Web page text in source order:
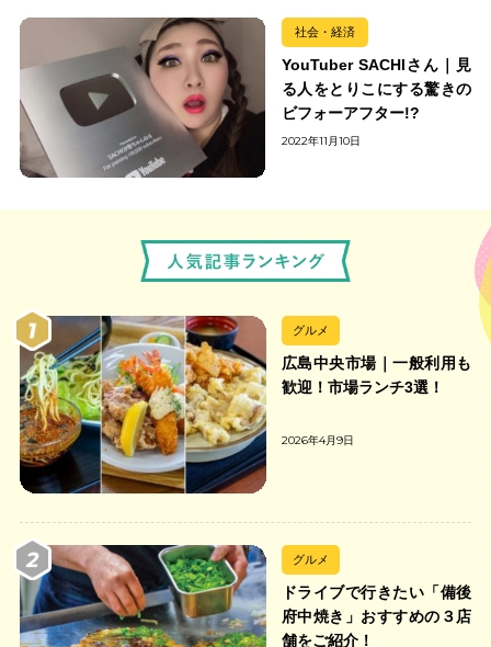
社会・経済
YouTuber SACHIさん｜見
る人をとりこにする驚きの
ビフォーアフター!?
2022年11月10日
グルメ
広島中央市場｜一般利用も
歓迎！市場ランチ3選！
2026年4月9日
グルメ
ドライブで行きたい「備後
府中焼き」おすすめの３店
舗をご紹介！